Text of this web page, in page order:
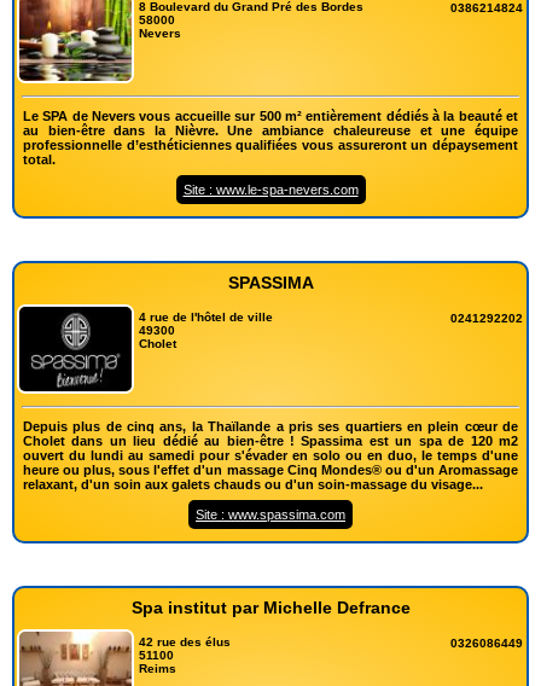
8 Boulevard du Grand Pré des Bordes
58000
Nevers
0386214824
Le SPA de Nevers vous accueille sur 500 m² entièrement dédiés à la beauté et
au bien-être dans la Nièvre. Une ambiance chaleureuse et une équipe
professionnelle d’esthéticiennes qualifiées vous assureront un dépaysement
total.
Site : www.le-spa-nevers.com
SPASSIMA
4 rue de l'hôtel de ville
49300
Cholet
0241292202
Depuis plus de cinq ans, la Thaïlande a pris ses quartiers en plein cœur de
Cholet dans un lieu dédié au bien-être ! Spassima est un spa de 120 m2
ouvert du lundi au samedi pour s'évader en solo ou en duo, le temps d'une
heure ou plus, sous l'effet d'un massage Cinq Mondes® ou d'un Aromassage
relaxant, d'un soin aux galets chauds ou d'un soin-massage du visage...
Site : www.spassima.com
Spa institut par Michelle Defrance
42 rue des élus
51100
Reims
0326086449